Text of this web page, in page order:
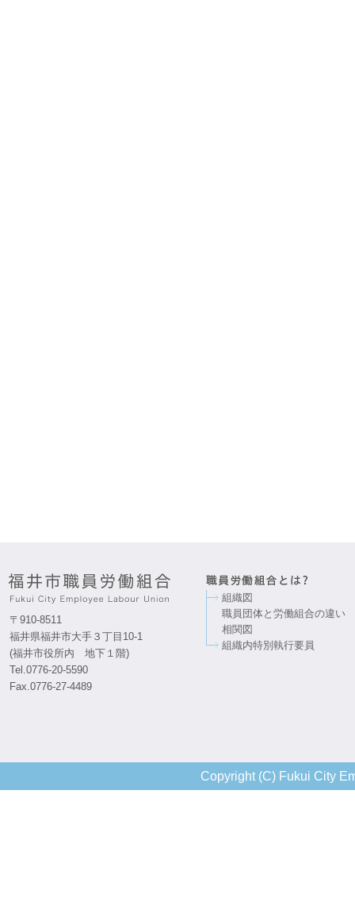
〒910-8511
福井県福井市大手３丁目10-1
(福井市役所内 地下１階)
Tel.0776-20-5590
Fax.0776-27-4489
組織図
職員団体と労働組合の違い
相関図
組織内特別執行要員
Copyright (C) Fukui City